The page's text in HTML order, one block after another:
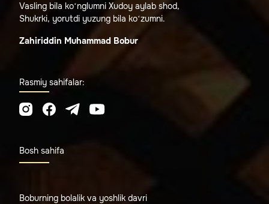
Vasling bila ko‘nglumni Xudoy aylab shod,
Shukrki, yorutdi yuzung bila ko‘zumni.
Zahiriddin Muhammad Bobur
Rasmiy sahifalar:
Bosh sahifa
Boburning bolalik va yoshlik davri